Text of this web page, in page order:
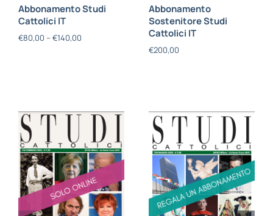
Abbonamento Studi
Cattolici IT
€80,00 – €140,00
Abbonamento
Sostenitore Studi
Cattolici IT
€200,00